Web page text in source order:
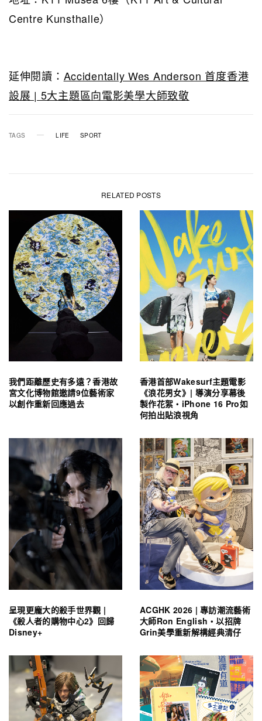
Centre Kunsthalle）
延伸閱讀： Accidentally Wes Anderson 首度香港
設展 | 5大主題區向電影美學大師致敬
TAGS LIFE SPORT
RELATED POSTS
我們距離歷史有多遠？香港故
宮文化博物館邀請9位藝術家
以創作重新回應過去
香港首部Wakesurf主題電影
《浪花男女》| 導演分享幕後
製作花絮・iPhone 16 Pro如
何拍出貼浪視角
呈現更龐大的殺手世界觀 |
《殺人者的購物中心2》回歸
Disney+
ACGHK 2026 | 專訪潮流藝術
大師Ron English・以招牌
Grin美學重新解構經典清仔